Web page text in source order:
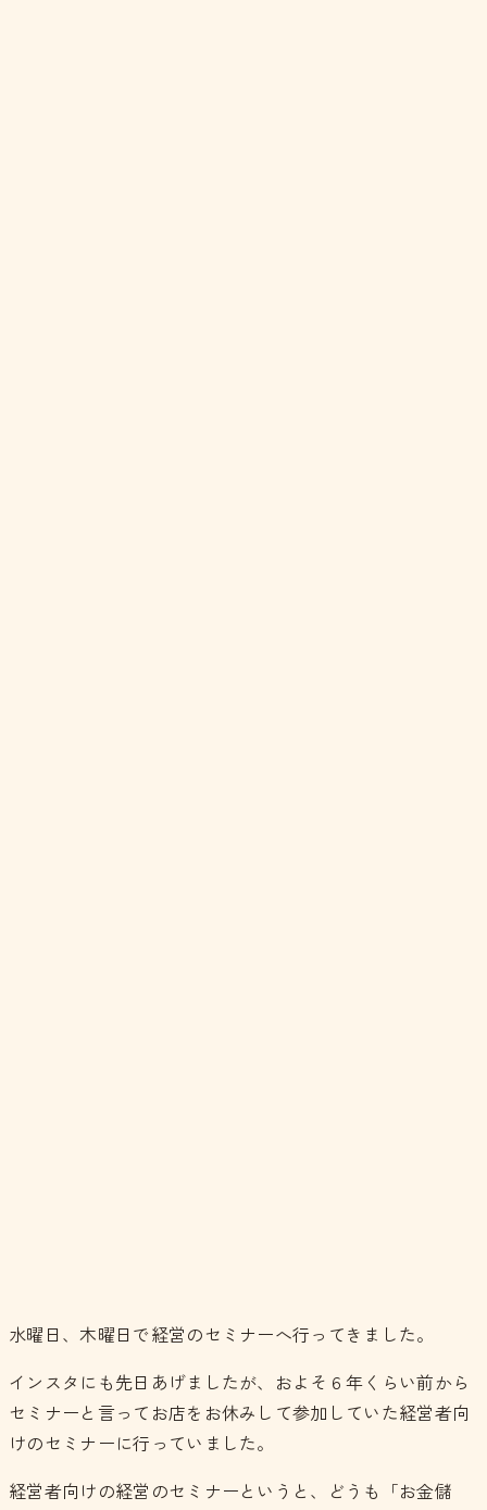
水曜日、木曜日で経営のセミナーへ行ってきました。
インスタにも先日あげましたが、およそ６年くらい前から
セミナーと言ってお店をお休みして参加していた経営者向
けのセミナーに行っていました。
経営者向けの経営のセミナーというと、どうも「お金儲